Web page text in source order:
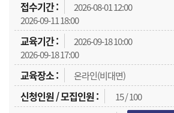
2026-08-01 12:00
2026-09-11 18:00
2026-09-18 10:00
2026-09-18 17:00
온라인(비대면)
15 / 100